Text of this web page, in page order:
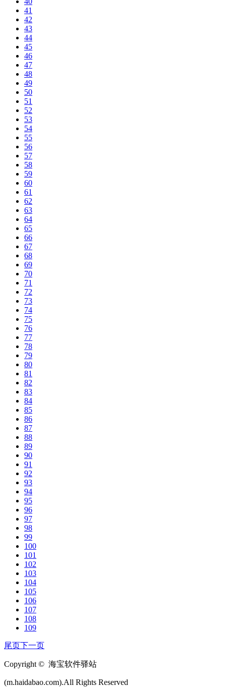
41
42
43
44
45
46
47
48
49
50
51
52
53
54
55
56
57
58
59
60
61
62
63
64
65
66
67
68
69
70
71
72
73
74
75
76
77
78
79
80
81
82
83
84
85
86
87
88
89
90
91
92
93
94
95
96
97
98
99
100
101
102
103
104
105
106
107
108
109
尾页下一页
Copyright © 海宝软件驿站
(m.haidabao.com).All Rights Reserved